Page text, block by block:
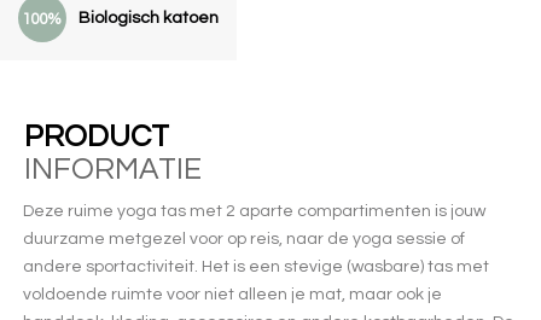
100% Biologisch katoen
PRODUCT
INFORMATIE
Deze ruime yoga tas met 2 aparte compartimenten is jouw
duurzame metgezel voor op reis, naar de yoga sessie of
andere sportactiviteit. Het is een stevige (wasbare) tas met
voldoende ruimte voor niet alleen je mat, maar ook je